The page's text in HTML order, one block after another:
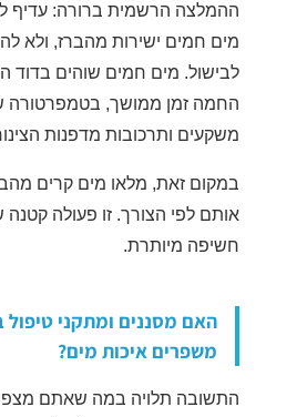
ההמלצה הרשמית ברורה: עדיף
מים חמים ישירות מהברז, ולא
לבישול. מים חמים שוהים בדוד
החמה זמן ממושך,
משקעים ותרכובות מדפנות
במקום זאת, מלאו מים קרים
אותם לפי הצורך. זו פעולה
חשיפה מיותרת.
האם מסננים ומתקני טיפול
משפרים איכות מים?
התשובה תלויה במה שאתם